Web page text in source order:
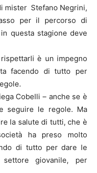
mister Stefano Negrini,
per il percorso di
questa stagione deve
è un impegno
facendo di tutto per
Cobelli – anche se è
seguire le regole. Ma
la salute di tutti, che è
ha preso molto
di tutto per dare le
giovanile, per